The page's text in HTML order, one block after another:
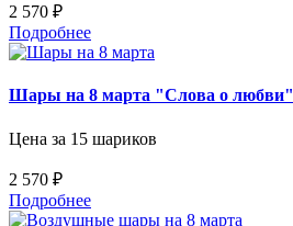
2 570 ₽
Подробнее
Шары на 8 марта "Слова о любви"
Цена за 15 шариков
2 570 ₽
Подробнее